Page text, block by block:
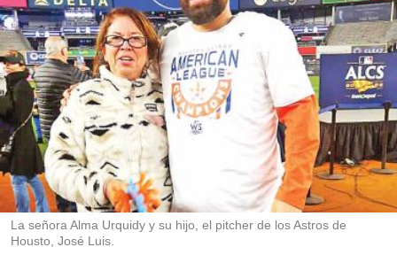
e
s
d
e
c
o
m
p
a
r
i
r
La señora Alma Urquidy y su hijo, el pitcher de los Astros de
Housto, José Luis.